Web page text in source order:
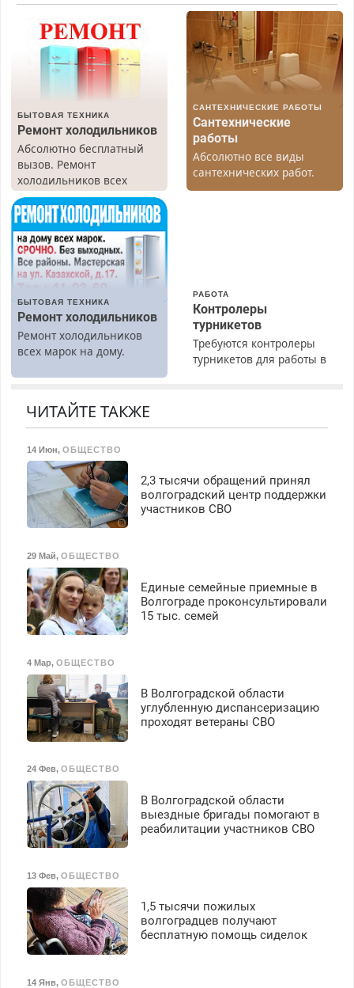
БЫТОВАЯ ТЕХНИКА
Ремонт холодильников
Абсолютно бесплатный
вызов. Ремонт
холодильников всех
марок на дому, с
гарантией. Все р-ны.
Срочно. Без выходных.
Пенсионерам – скидки до
40%. Мастер со стажем.
САНТЕХНИЧЕСКИЕ РАБОТЫ
Сантехнические
работы
Абсолютно все виды
сантехнических работ.
Быстро. Качественно.
БЫТОВАЯ ТЕХНИКА
Ремонт холодильников
Ремонт холодильников
всех марок на дому.
РАБОТА
Контролеры
турникетов
Требуются контролеры
турникетов для работы в
Ежемесячно
выплачивается денежная
премия. Возможно
транспортной
безопасности с з/п до
125000 руб.
ЧИТАЙТЕ ТАКЖЕ
14 Июн, ОБЩЕСТВО
2,3 тысячи обращений принял
волгоградский центр поддержки
участников СВО
29 Май, ОБЩЕСТВО
Единые семейные приемные в
Волгограде проконсультировали
15 тыс. семей
4 Мар, ОБЩЕСТВО
В Волгоградской области
углубленную диспансеризацию
проходят ветераны СВО
24 Фев, ОБЩЕСТВО
В Волгоградской области
выездные бригады помогают в
реабилитации участников СВО
13 Фев, ОБЩЕСТВО
1,5 тысячи пожилых
волгоградцев получают
бесплатную помощь сиделок
14 Янв, ОБЩЕСТВО